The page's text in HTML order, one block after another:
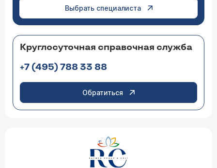
Выбрать специалиста
Круглосуточная справочная служба
+7 (495) 788 33 88
Обратиться